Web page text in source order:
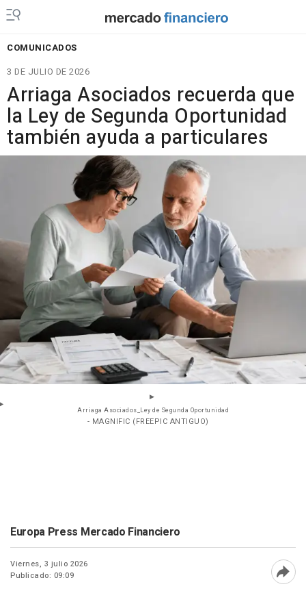
COMUNICADOS
3 DE JULIO DE 2026
Arriaga Asociados recuerda que
la Ley de Segunda Oportunidad
también ayuda a particulares
Arriaga Asociados_Ley de Segunda Oportunidad
- MAGNIFIC (FREEPIC ANTIGUO)
Europa Press Mercado Financiero
Viernes, 3 julio 2026
Publicado: 09:09